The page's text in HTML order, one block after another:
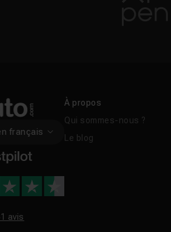
français
avis
À propos
Qui sommes-nous ?
Le blog